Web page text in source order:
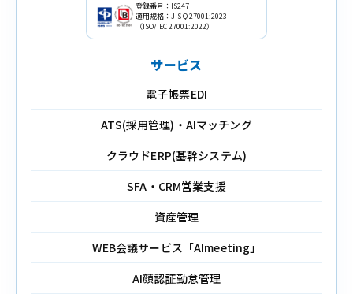
登録番号：IS247
適用規格：JIS Q 27001:2023
（ISO/IEC 27001:2022）
サービス
電子帳票EDI
ATS(採用管理)・AIマッチング
クラウドERP(基幹システム)
SFA・CRM営業支援
資産管理
WEB会議サービス「AImeeting」
AI顔認証勤怠管理